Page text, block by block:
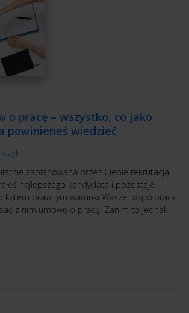
o pracę – wszystko, co jako
powinieneś wiedzieć
zaplanowana przez Ciebie rekrutacja
najlepszego kandydata i pozostaje
prawnym warunki Waszej współpracy.
z nim umowę o pracę. Zanim to jednak